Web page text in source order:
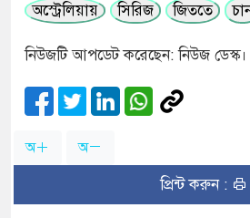
অস্ট্রেলিয়ায়
সিরিজ জিততে
নিউজটি আপডেট করেছেন: নিউজ ডেস্ক।
অ অ
প্রিন্ট করুন :